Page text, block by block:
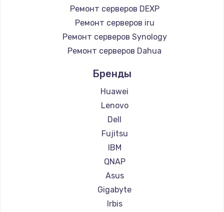
Ремонт серверов DEXP
Ремонт серверов iru
Ремонт серверов Synology
Ремонт серверов Dahua
Бренды
Huawei
Lenovo
Dell
Fujitsu
IBM
QNAP
Asus
Gigabyte
Irbis